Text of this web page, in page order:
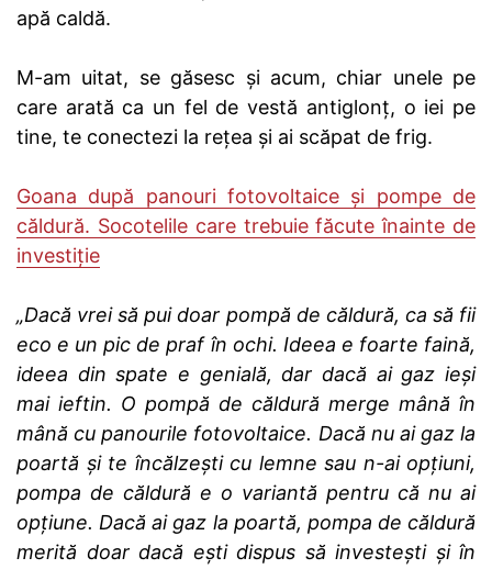
apă caldă.
M-am uitat, se găsesc și acum, chiar unele pe
care arată ca un fel de vestă antiglonț, o iei pe
tine, te conectezi la rețea și ai scăpat de frig.
Goana după panouri fotovoltaice și pompe de
căldură. Socotelile care trebuie făcute înainte de
investiție
„Dacă vrei să pui doar pompă de căldură, ca să fii
eco e un pic de praf în ochi. Ideea e foarte faină,
ideea din spate e genială, dar dacă ai gaz ieși
mai ieftin. O pompă de căldură merge mână în
mână cu panourile fotovoltaice. Dacă nu ai gaz la
poartă și te încălzești cu lemne sau n-ai opțiuni,
pompa de căldură e o variantă pentru că nu ai
opțiune. Dacă ai gaz la poartă, pompa de căldură
merită doar dacă ești dispus să investești și în